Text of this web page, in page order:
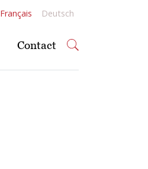
Français Deutsch
Contact